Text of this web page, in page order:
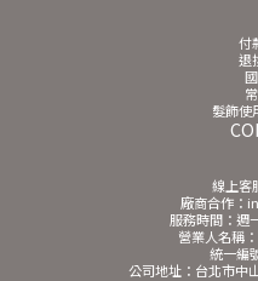
付
退
髮飾使
線上客
廠商合作：
服務時間：週
營業人名稱
統一編
公司地址：台北市中